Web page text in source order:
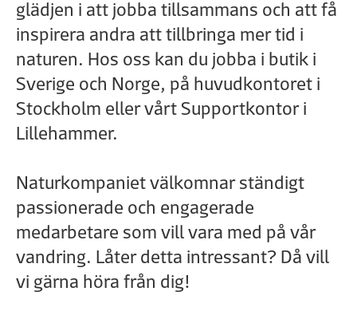
glädjen i att jobba tillsammans och att få
inspirera andra att tillbringa mer tid i
naturen. Hos oss kan du jobba i butik i
Sverige och Norge, på huvudkontoret i
Stockholm eller vårt Supportkontor i
Lillehammer.
Naturkompaniet välkomnar ständigt
passionerade och engagerade
medarbetare som vill vara med på vår
vandring. Låter detta intressant? Då vill
vi gärna höra från dig!